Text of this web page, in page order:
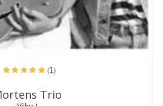
(1)
Trio